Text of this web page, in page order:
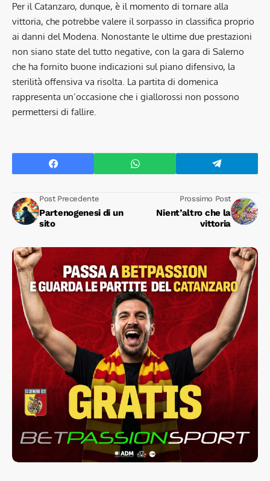
Per il Catanzaro, dunque, è il momento di tornare alla
vittoria, che potrebbe valere il sorpasso in classifica proprio
ai danni del Modena. Nonostante le ultime due prestazioni
non siano state del tutto negative, con la gara di Salerno
che ha fornito buone indicazioni sul piano difensivo, la
sterilità offensiva va risolta. La partita di domenica
rappresenta un’occasione che i giallorossi non possono
permettersi di fallire.
Post Precedente
Partenogenesi di un
sito
Prossimo Post
Nient’altro che la
vittoria